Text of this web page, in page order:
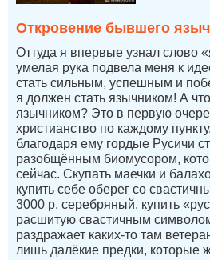
Откровение бывшего
Оттуда я впервые узнал слово
умелая рука подвела меня к
стать сильным, успешным и
я должен стать язычником! А
язычником? Это в первую
христианство по каждому
благодаря ему гордые Русичи
разобщённым биомусором,
сейчас. Скупать маечки и
купить себе оберег со
3000 р. серебряный, купить
расшитую свастичным
раздражает каких-то там
лишь далёкие предки, которые